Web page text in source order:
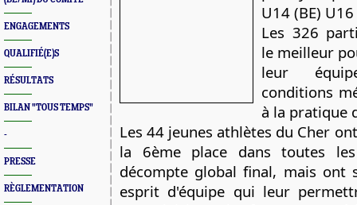
ENGAGEMENTS
QUALIFIÉ(E)S
RÉSULTATS
BILAN "TOUS TEMPS"
-
PRESSE
RÈGLEMENTATION
U14 (BE)
Les 326
le meilleur
leur
conditions
à la pratique
Les 44 jeunes athlètes du Cher
la 6ème place dans toutes
décompte global final, mais ont
esprit d'équipe qui leur